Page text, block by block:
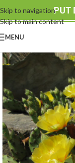
Skip to navigation
Skip to main content
PUT
MENU